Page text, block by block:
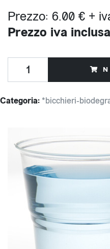
Prezzo: 6.00 € +
Prezzo iva
Categoria: *bicchieri-